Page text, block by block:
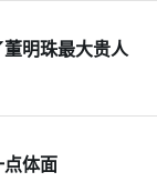
明珠最大贵人
点体面